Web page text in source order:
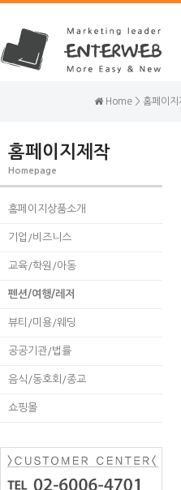
Home > 홈페이지
홈페이지제작
Homepage
홈페이지상품소개
기업/비즈니스
교육/학원/아동
펜션/여행/레저
뷰티/미용/웨딩
공공기관/법률
음식/동호회/종교
쇼핑몰